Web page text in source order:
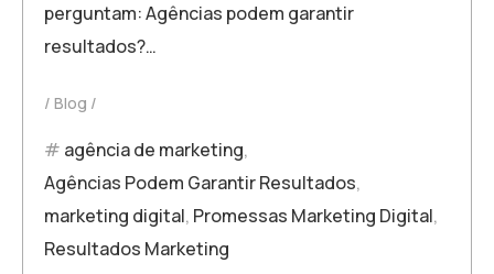
perguntam: Agências podem garantir
resultados?…
Blog
agência de marketing,
Agências Podem Garantir Resultados,
marketing digital, Promessas Marketing Digital,
Resultados Marketing